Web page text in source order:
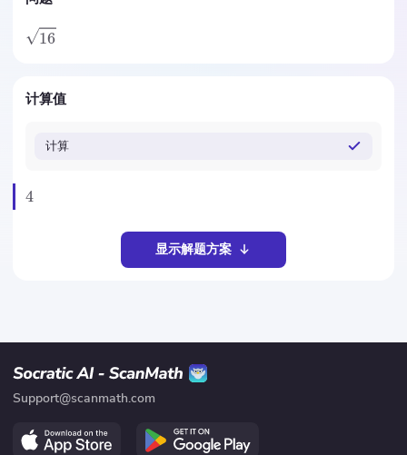
16
计算值
计算
4
显示解题方案
Support@scanmath.com